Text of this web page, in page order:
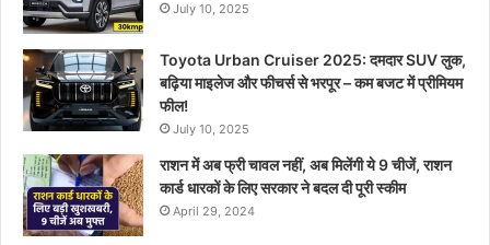
July 10, 2025
Toyota Urban Cruiser 2025: दमदार SUV लुक,
बढ़िया माइलेज और फीचर्स से भरपूर – कम बजट में प्रीमियम
फील!
July 10, 2025
राशन में अब फ्री चावल नहीं, अब मिलेंगी ये 9 चीजें, राशन
कार्ड धारकों के लिए सरकार ने बदल दी पूरी स्कीम
April 29, 2024